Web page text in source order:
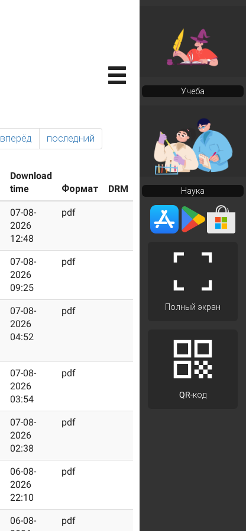
вперёд последний
Download
time
Формат DRM
07-08-
2026
12:48
pdf
07-08-
2026
09:25
pdf
07-08-
2026
04:52
pdf
07-08-
2026
03:54
pdf
07-08-
2026
02:38
pdf
06-08-
2026
22:10
pdf
06-08-
pdf
Учеба
Наука
Полный экран
QR-код